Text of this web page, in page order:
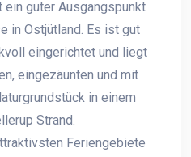
guter Ausgangspunkt
in Ostjütland. Es ist gut
eingerichtet und liegt
eingezäunten und mit
in einem
Strand.
Feriengebiete